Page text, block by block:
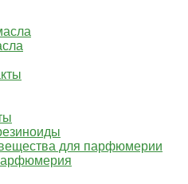
для парфюмерии